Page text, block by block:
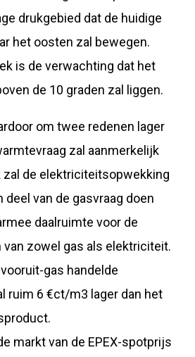
drukgebied dat de huidige
het oosten zal bewegen.
is de verwachting dat het
de 10 graden zal liggen.
om twee redenen lager
zal aanmerkelijk
zal de elektriciteitsopwekking
van de gasvraag doen
daalruimte voor de
zowel gas als elektriciteit.
gas handelde
ruim 6 €ct/m3 lager dan het
markt van de EPEX-spotprijs